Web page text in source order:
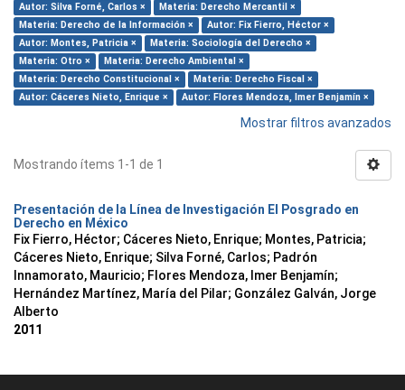
Autor: Silva Forné, Carlos ×
Materia: Derecho Mercantil ×
Materia: Derecho de la Información ×
Autor: Fix Fierro, Héctor ×
Autor: Montes, Patricia ×
Materia: Sociología del Derecho ×
Materia: Otro ×
Materia: Derecho Ambiental ×
Materia: Derecho Constitucional ×
Materia: Derecho Fiscal ×
Autor: Cáceres Nieto, Enrique ×
Autor: Flores Mendoza, Imer Benjamín ×
Mostrar filtros avanzados
Mostrando ítems 1-1 de 1
Presentación de la Línea de Investigación El Posgrado en
Derecho en México
Fix Fierro, Héctor; Cáceres Nieto, Enrique; Montes, Patricia;
Cáceres Nieto, Enrique; Silva Forné, Carlos; Padrón
Innamorato, Mauricio; Flores Mendoza, Imer Benjamín;
Hernández Martínez, María del Pilar; González Galván, Jorge
Alberto
2011